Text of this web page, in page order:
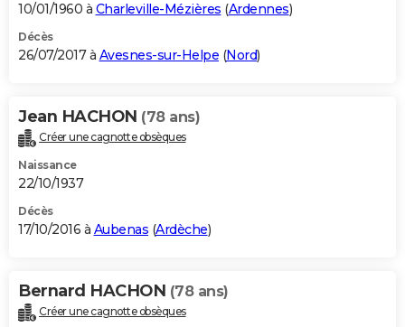
10/01/1960 à Charleville-Mézières (Ardennes)
Décès
26/07/2017 à Avesnes-sur-Helpe (Nord)
Jean HACHON (78 ans)
Créer une cagnotte obsèques
Naissance
22/10/1937
Décès
17/10/2016 à Aubenas (Ardèche)
Bernard HACHON (78 ans)
Créer une cagnotte obsèques